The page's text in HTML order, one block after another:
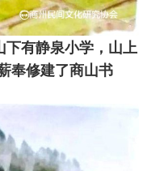
有静泉小学，山上
奉修建了商山书